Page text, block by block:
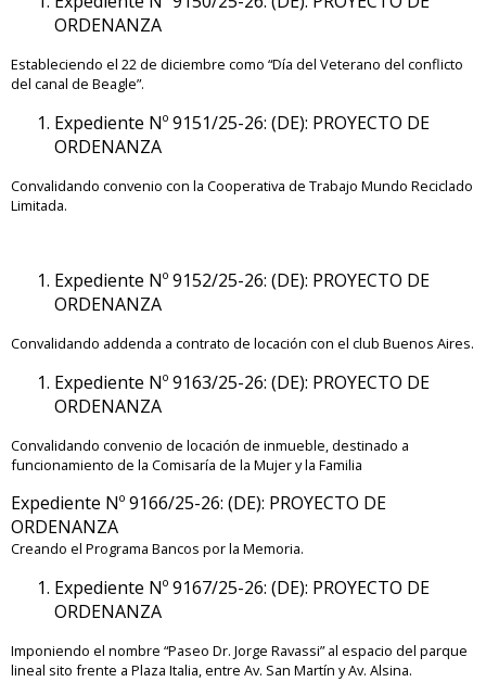
ORDENANZA
Estableciendo el 22 de diciembre como “Día del Veterano del conflicto
del canal de Beagle”.
Expediente Nº 9151/25-26: (DE): PROYECTO DE
ORDENANZA
Convalidando convenio con la Cooperativa de Trabajo Mundo Reciclado
Limitada.
Expediente Nº 9152/25-26: (DE): PROYECTO DE
ORDENANZA
Convalidando addenda a contrato de locación con el club Buenos Aires.
Expediente Nº 9163/25-26: (DE): PROYECTO DE
ORDENANZA
Convalidando convenio de locación de inmueble, destinado a
funcionamiento de la Comisaría de la Mujer y la Familia
Expediente Nº 9166/25-26: (DE): PROYECTO DE
ORDENANZA
Creando el Programa Bancos por la Memoria.
Expediente Nº 9167/25-26: (DE): PROYECTO DE
ORDENANZA
Imponiendo el nombre “Paseo Dr. Jorge Ravassi” al espacio del parque
lineal sito frente a Plaza Italia, entre Av. San Martín y Av. Alsina.